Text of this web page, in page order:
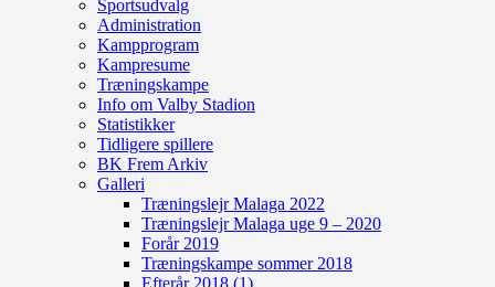
Sportsudvalg
Administration
Kampprogram
Kampresume
Træningskampe
Info om Valby Stadion
Statistikker
Tidligere spillere
BK Frem Arkiv
Galleri
Træningslejr Malaga 2022
Træningslejr Malaga uge 9 – 2020
Forår 2019
Træningskampe sommer 2018
Efterår 2018 (1)